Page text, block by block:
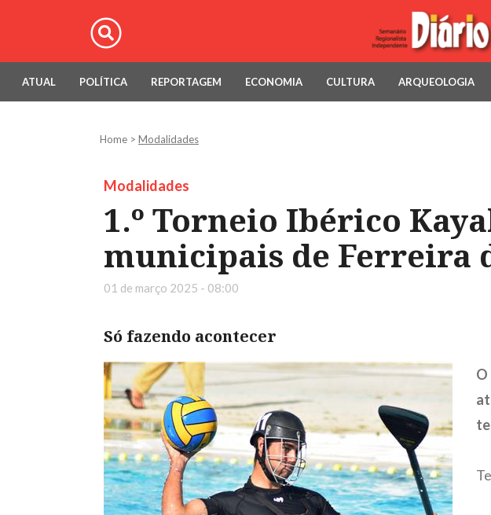
ATUAL POLÍTICA REPORTAGEM ECONOMIA CULTURA ARQUEOLOGIA
Home > Modalidades
Modalidades
1.º Torneio Ibérico
municipais de Ferreira
01 de março 2025 - 08:00
Só fazendo acontecer